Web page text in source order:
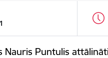
Puntulis